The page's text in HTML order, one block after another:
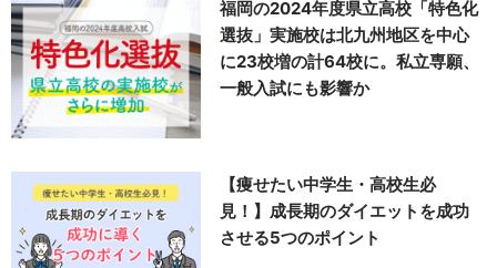
福岡の2024年度県立高校「特色化
選抜」実施校は北九州地区を中心
に23校増の計64校に。私立専願、
一般入試にも影響か
【痩せたい中学生・高校生必
見！】成長期のダイエットを成功
させる5つのポイント